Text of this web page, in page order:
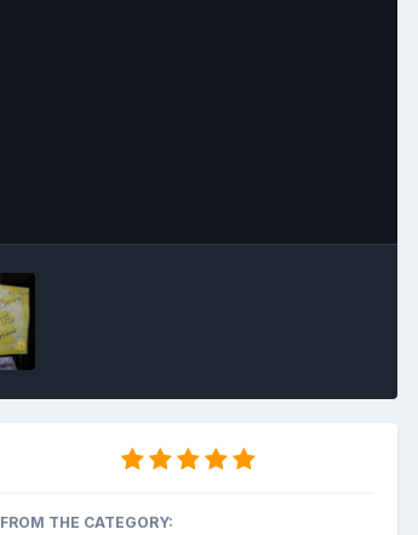
FROM THE CATEGORY: